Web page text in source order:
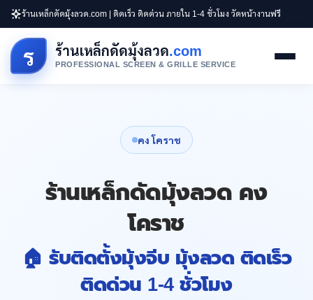
ร้านเหล็กดัดมุ้งลวด.com | ติดเร็ว ติดด่วน ภายใน 1-4 ชั่วโมง วัดหน้างานฟรี
ร ร้านเหล็กดัดมุ้งลวด.com
PROFESSIONAL SCREEN & GRILLE SERVICE
คง โคราช
ร้านเหล็กดัดมุ้งลวด คง
โคราช
🏠 รับติดตั้งมุ้งจีบ มุ้งลวด ติดเร็ว
ติดด่วน 1-4 ชั่วโมง